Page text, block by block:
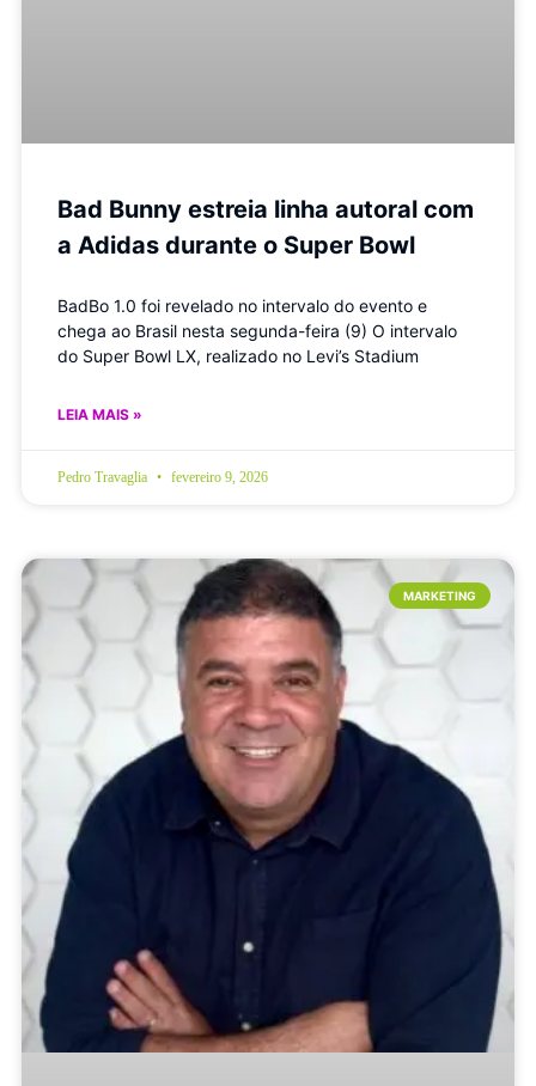
Bad Bunny estreia linha autoral com
a Adidas durante o Super Bowl
BadBo 1.0 foi revelado no intervalo do evento e
chega ao Brasil nesta segunda-feira (9) O intervalo
do Super Bowl LX, realizado no Levi’s Stadium
LEIA MAIS »
Pedro Travaglia fevereiro 9, 2026
MARKETING